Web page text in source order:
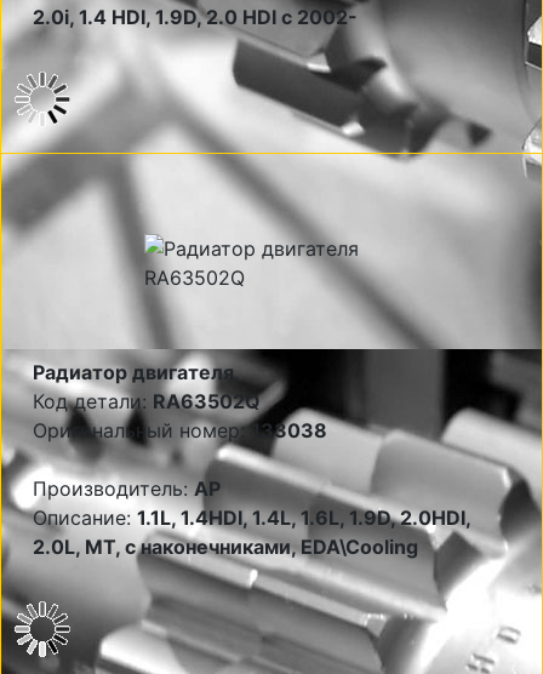
2.0i, 1.4 HDI, 1.9D, 2.0 HDI c 2002-
Радиатор двигателя
Код детали: RA63502Q
Оригинальный номер:133038
Производитель:AP
Описание: 1.1L, 1.4HDI, 1.4L, 1.6L, 1.9D, 2.0HDI,
2.0L, MT, с наконечниками, EDA\Cooling